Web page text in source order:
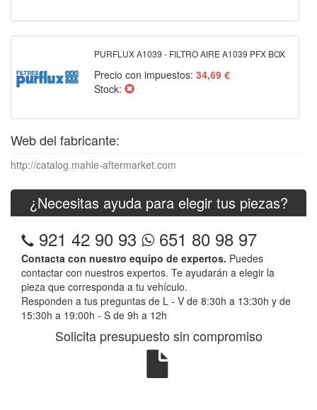
PURFLUX A1039 - FILTRO AIRE A1039 PFX BOX
Precio con impuestos: 34,69 €
Stock:
Web del fabricante:
http://catalog.mahle-aftermarket.com
¿Necesitas ayuda para elegir tus piezas?
921 42 90 93 651 80 98 97
Contacta con nuestro equipo de expertos. Puedes
contactar con nuestros expertos. Te ayudarán a elegir la
pieza que corresponda a tu vehículo.
Responden a tus preguntas de L - V de 8:30h a 13:30h y de
15:30h a 19:00h - S de 9h a 12h
Solicita presupuesto sin compromiso